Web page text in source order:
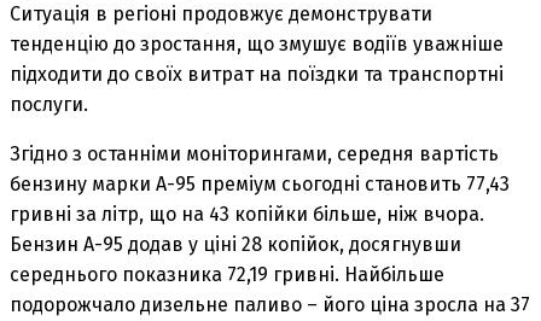
Ситуація в регіоні продовжує демонструвати
тенденцію до зростання, що змушує водіїв уважніше
підходити до своїх витрат на поїздки та транспортні
послуги.
Згідно з останніми моніторингами, середня вартість
бензину марки А-95 преміум сьогодні становить 77,43
гривні за літр, що на 43 копійки більше, ніж вчора.
Бензин А-95 додав у ціні 28 копійок, досягнувши
середнього показника 72,19 гривні. Найбільше
подорожчало дизельне паливо – його ціна зросла на 37